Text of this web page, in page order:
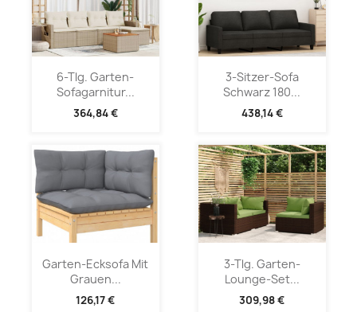
6-Tlg. Garten-
Sofagarnitur...
364,84 €
3-Sitzer-Sofa
Schwarz 180...
438,14 €
Garten-Ecksofa Mit
Grauen...
126,17 €
3-Tlg. Garten-
Lounge-Set...
309,98 €